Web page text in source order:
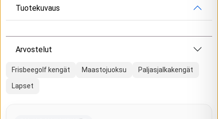
Tuotekuvaus
Arvostelut
Frisbeegolf kengät Maastojuoksu Paljasjalkakengät
Lapset